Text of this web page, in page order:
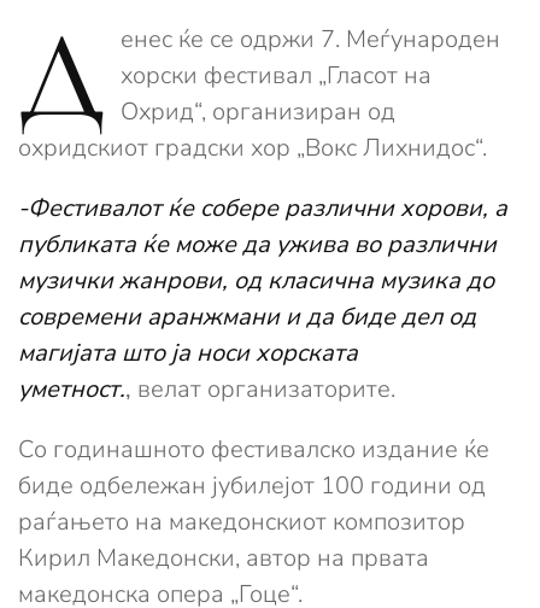
Д енес ќе се одржи 7. Меѓународен
хорски фестивал „Гласот на
Охрид“, организиран од
охридскиот градски хор „Вокс Лихнидос“.
-Фестивалот ќе собере различни хорови, а
публиката ќе може да ужива во различни
музички жанрови, од класична музика до
современи аранжмани и да биде дел од
магијата што ја носи хорската
уметност., велат организаторите.
Со годинашното фестивалско издание ќе
биде одбележан јубилејот 100 години од
раѓањето на македонскиот композитор
Кирил Македонски, автор на првата
македонска опера „Гоце“.